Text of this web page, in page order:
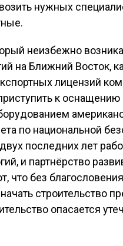
нужных
неизбежно
на Ближний Восток,
лицензий
к
по национальной
последних лет
и партнёрство
что без
строительство
опасается